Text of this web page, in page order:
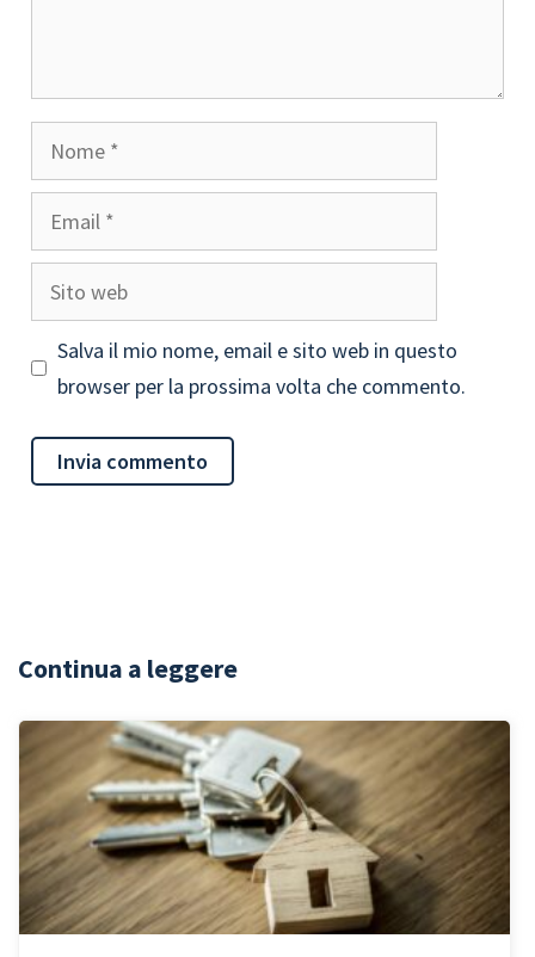
Sito
web
Salva il mio nome, email e sito web in questo
browser per la prossima volta che commento.
Continua a leggere